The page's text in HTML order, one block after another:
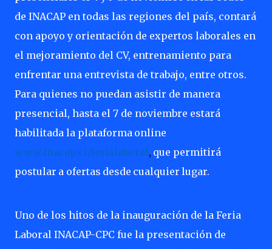
de INACAP en todas las regiones del país, contará
con apoyo y orientación de expertos laborales en
el mejoramiento del CV, entrenamiento para
enfrentar una entrevista de trabajo, entre otros.
Para quienes no puedan asistir de manera
presencial, hasta el 7 de noviembre estará
habilitada la plataforma online
www.inacap.cl/ferialaboral, que permitirá
postular a ofertas desde cualquier lugar.
Uno de los hitos de la inauguración de la Feria
Laboral INACAP-CPC fue la presentación de